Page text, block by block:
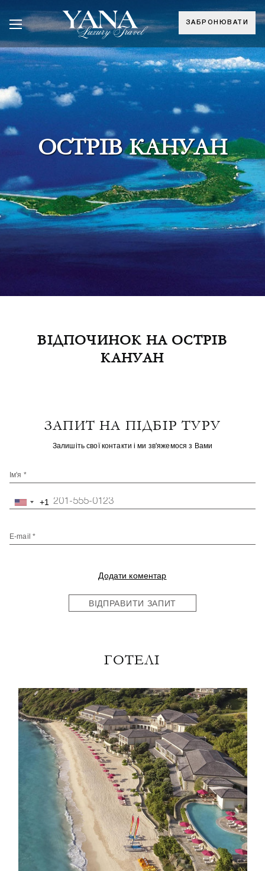
ЗАБРОНЮВАТИ
ОСТРІВ КАНУАН
ВІДПОЧИНОК НА ОСТРІВ
КАНУАН
ЗАПИТ НА ПІДБІР ТУРУ
Залишіть свої контакти і ми зв'яжемося з Вами
Ім'я *
United+1
E-mail *
Додати коментар
ВІДПРАВИТИ ЗАПИТ
ГОТЕЛІ